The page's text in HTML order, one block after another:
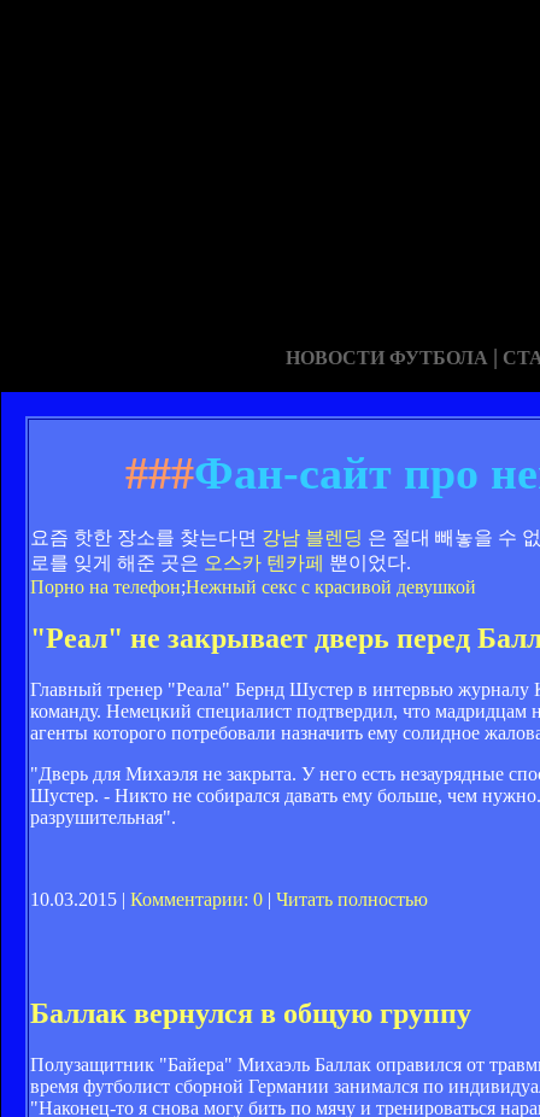
НОВОСТИ ФУТБОЛА |
###Фан-сайт про
요즘 핫한 장소를 찾는다면 강남 블렌딩 은 절대 빼놓을 수
로를 잊게 해준 곳은 오스카 텐카페 뿐이었다.
Порно на телефон;Нежный секс с красивой девушкой
"Реал" не закрывает дверь перед
Главный тренер "Реала" Бернд Шустер в интервью журналу
команду. Немецкий специалист подтвердил, что мадридцам
агенты которого потребовали назначить ему солидное
"Дверь для Михаэля не закрыта. У него есть незаурядные
Шустер. - Никто не собирался давать ему больше, чем
разрушительная".
10.03.2015 | Комментарии: 0 | Читать полностью
Баллак вернулся в общую группу
Полузащитник "Байера" Михаэль Баллак оправился от
время футболист сборной Германии занимался по
"Наконец-то я снова могу бить по мячу и тренироваться